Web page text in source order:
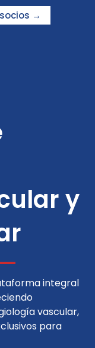
→
y
integral
vascular,
para